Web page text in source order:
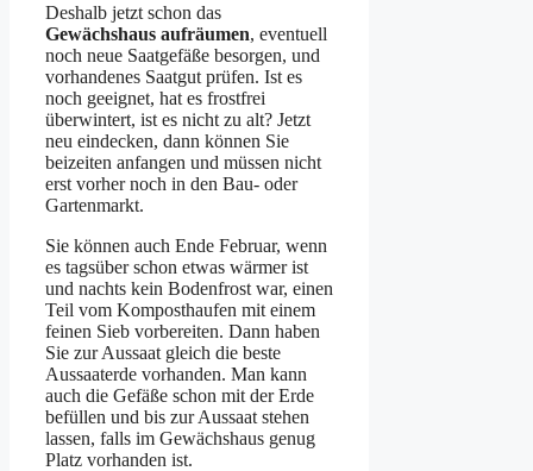
Deshalb jetzt schon das
Gewächshaus aufräumen, eventuell
noch neue Saatgefäße besorgen, und
vorhandenes Saatgut prüfen. Ist es
noch geeignet, hat es frostfrei
überwintert, ist es nicht zu alt? Jetzt
neu eindecken, dann können Sie
beizeiten anfangen und müssen nicht
erst vorher noch in den Bau- oder
Gartenmarkt.
Sie können auch Ende Februar, wenn
es tagsüber schon etwas wärmer ist
und nachts kein Bodenfrost war, einen
Teil vom Komposthaufen mit einem
feinen Sieb vorbereiten. Dann haben
Sie zur Aussaat gleich die beste
Aussaaterde vorhanden. Man kann
auch die Gefäße schon mit der Erde
befüllen und bis zur Aussaat stehen
lassen, falls im Gewächshaus genug
Platz vorhanden ist.